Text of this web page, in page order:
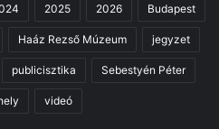
2025 2026 Budapest
Haáz Rezső Múzeum jegyzet
publicisztika Sebestyén Péter
videó